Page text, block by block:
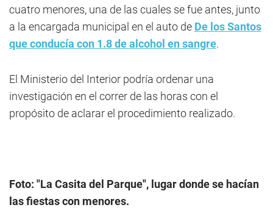
cuatro menores, una de las cuales se fue antes, junto
a la encargada municipal en el auto de De los Santos
que conducía con 1.8 de alcohol en sangre.
El Ministerio del Interior podría ordenar una
investigación en el correr de las horas con el
propósito de aclarar el procedimiento realizado.
Foto: "La Casita del Parque", lugar donde se hacían
las fiestas con menores.